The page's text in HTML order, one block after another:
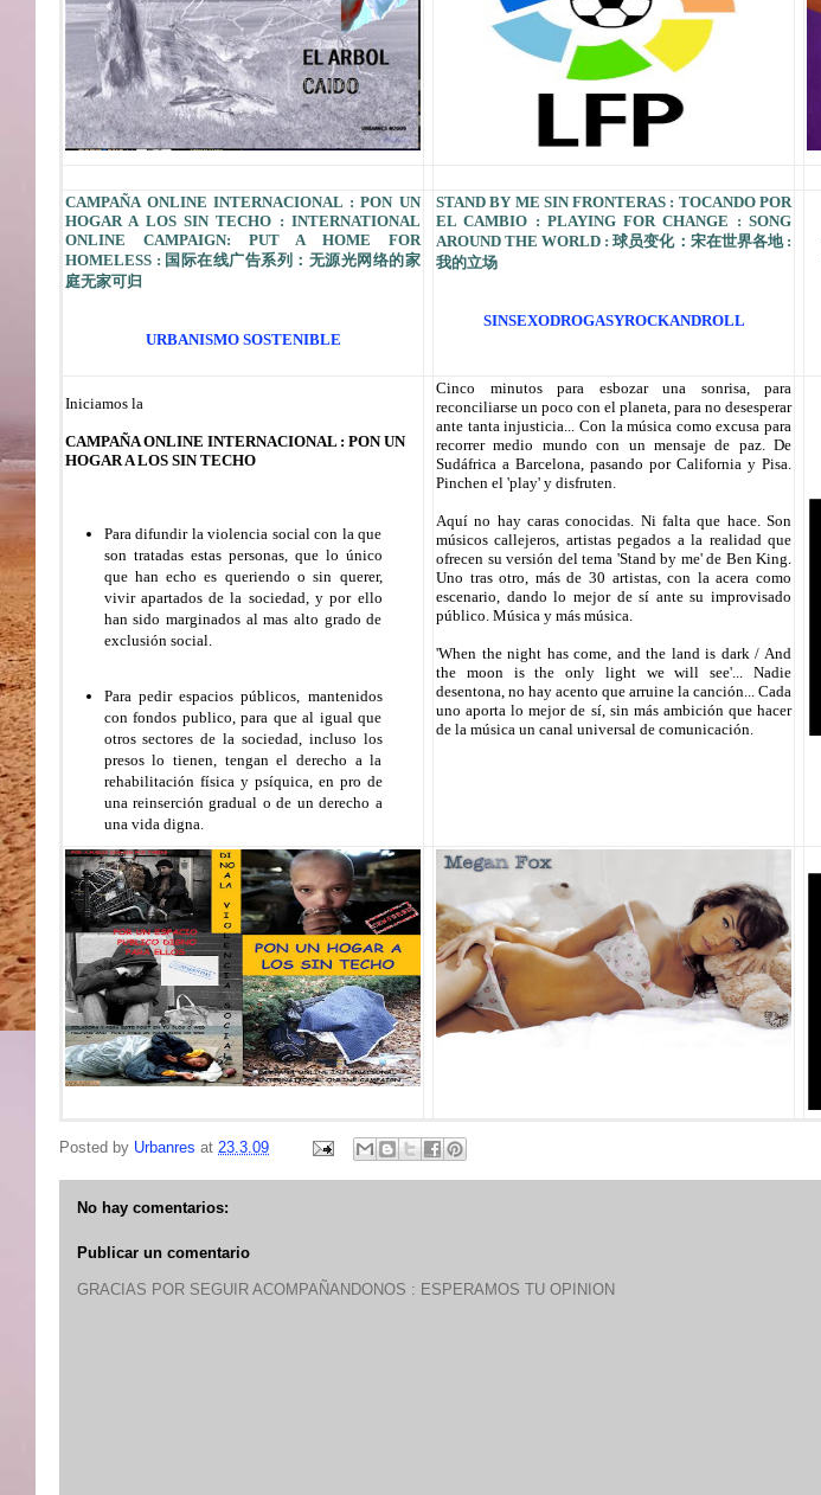
CAMPAÑA ONLINE INTERNACIONAL : PON UN
HOGAR A LOS SIN TECHO : INTERNATIONAL
ONLINE CAMPAIGN: PUT A HOME FOR
HOMELESS : 国际在线广告系列：无源光网络的家
庭无家可归
URBANISMO SOSTENIBLE
STAND BY ME SIN FRONTERAS : TOCANDO POR
EL CAMBIO : PLAYING FOR CHANGE : SONG
AROUND THE WORLD : 球员变化：宋在世界各地 :
我的立场
SINSEXODROGASYROCKANDROLL
Iniciamos la
CAMPAÑA ONLINE INTERNACIONAL : PON UN
HOGAR A LOS SIN TECHO
Para difundir la violencia social con la que
son tratadas estas personas, que lo único
que han echo es queriendo o sin querer,
vivir apartados de la sociedad, y por ello
han sido marginados al mas alto grado de
exclusión social.
Para pedir espacios públicos, mantenidos
con fondos publico, para que al igual que
otros sectores de la sociedad, incluso los
presos lo tienen, tengan el derecho a la
rehabilitación física y psíquica, en pro de
una reinserción gradual o de un derecho a
una vida digna.
Cinco minutos para esbozar una sonrisa, para
reconciliarse un poco con el planeta, para no desesperar
ante tanta injusticia... Con la música como excusa para
recorrer medio mundo con un mensaje de paz. De
Sudáfrica a Barcelona, pasando por California y Pisa.
Pinchen el 'play' y disfruten.
Aquí no hay caras conocidas. Ni falta que hace. Son
músicos callejeros, artistas pegados a la realidad que
ofrecen su versión del tema 'Stand by me' de Ben King.
Uno tras otro, más de 30 artistas, con la acera como
escenario, dando lo mejor de sí ante su improvisado
público. Música y más música.
'When the night has come, and the land is dark / And
the moon is the only light we will see'... Nadie
desentona, no hay acento que arruine la canción... Cada
uno aporta lo mejor de sí, sin más ambición que hacer
de la música un canal universal de comunicación.
Posted by Urbanres at 23.3.09
No hay comentarios:
Publicar un comentario
GRACIAS POR SEGUIR ACOMPAÑANDONOS : ESPERAMOS TU OPINION